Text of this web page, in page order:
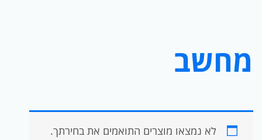
מחשב
לא נמצאו מוצרים התואמים את בחירתך.